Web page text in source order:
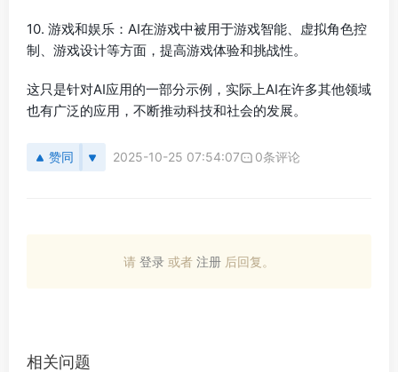
10. 游戏和娱乐：AI在游戏中被用于游戏智能、虚拟角色控
制、游戏设计等方面，提高游戏体验和挑战性。
这只是针对AI应用的一部分示例，实际上AI在许多其他领域
也有广泛的应用，不断推动科技和社会的发展。
赞同 2025-10-25 07:54:07 0条评论
请 登录 或者 注册 后回复。
相关问题